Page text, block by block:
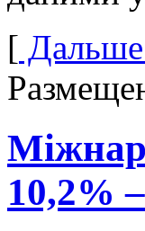
[ Дальше
10,2%